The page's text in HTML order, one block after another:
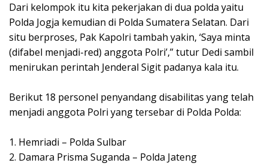
Dari kelompok itu kita pekerjakan di dua polda yaitu
Polda Jogja kemudian di Polda Sumatera Selatan. Dari
situ berproses, Pak Kapolri tambah yakin, ‘Saya minta
(difabel menjadi-red) anggota Polri’,” tutur Dedi sambil
menirukan perintah Jenderal Sigit padanya kala itu.
Berikut 18 personel penyandang disabilitas yang telah
menjadi anggota Polri yang tersebar di Polda Polda:
1. Hemriadi – Polda Sulbar
2. Damara Prisma Suganda – Polda Jateng